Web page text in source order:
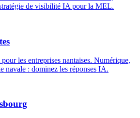
de visibilité IA pour la MEL.
les entreprises nantaises. Numérique,
navale : dominez les réponses IA.